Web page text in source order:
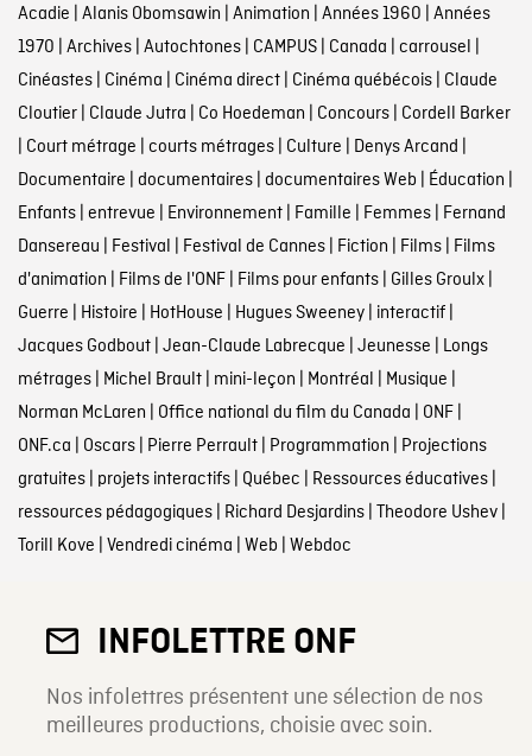
Acadie Alanis Obomsawin Animation Années 1960 Années
1970 Archives| Autochtones| CAMPUS| Canada carrousel
Cinéastes| Cinéma Cinéma direct| Cinéma québécois| Claude
Cloutier| Claude Jutra Co Hoedeman Concours| Cordell Barker
Court métrage courts métrages| Culture Denys Arcand
Documentaire documentaires| documentaires Web Éducation
Enfants| entrevue Environnement| Famille Femmes| Fernand
Dansereau Festival Festival de Cannes| Fiction Films| Films
d'animation Films de l'ONF| Films pour enfants| Gilles Groulx|
Guerre Histoire HotHouse Hugues Sweeney| interactif|
Jacques Godbout| Jean-Claude Labrecque Jeunesse Longs
métrages| Michel Brault| mini-leçon Montréal Musique
Norman McLaren Office national du film du Canada ONF|
ONF.ca Oscars| Pierre Perrault| Programmation Projections
gratuites| projets interactifs| Québec Ressources éducatives|
ressources pédagogiques| Richard Desjardins| Theodore Ushev|
Torill Kove Vendredi cinéma Web Webdoc
INFOLETTRE ONF
Nos infolettres présentent une sélection de nos
meilleures productions, choisie avec soin.